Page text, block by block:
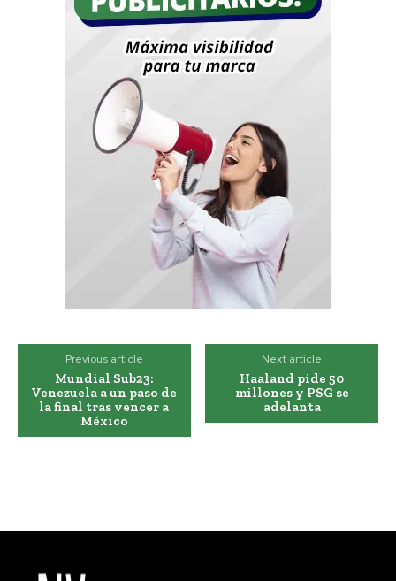
Previous article
Mundial Sub23:
Venezuela a un paso de
la final tras vencer a
México
Next article
Haaland pide 50
millones y PSG se
adelanta